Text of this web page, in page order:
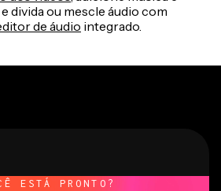
divida ou mescle áudio com
de áudio integrado.
ESTÁ PRONTO?